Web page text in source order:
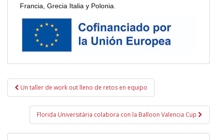
Francia, Grecia Italia y Polonia.
Navegación
de
entradas
Un taller de work out lleno de retos en equipo
Florida Universitària colabora con la Balloon Valencia Cup